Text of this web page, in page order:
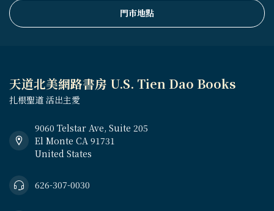
門市地點
天道北美網路書房 U.S. Tien Dao Books
扎根聖道 活出主愛
9060 Telstar Ave, Suite 205
El Monte CA 91731
United States
626-307-0030